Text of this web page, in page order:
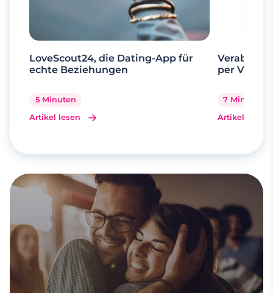
LoveScout24, die Dating-App für
echte Beziehungen
5 Minuten
Artikel lesen
per
7 Minuten
Artikel lesen